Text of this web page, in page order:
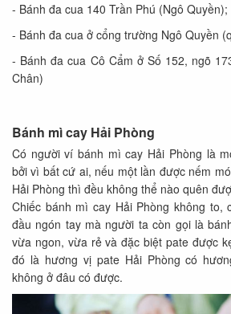
- Bánh đa cua 140 Trần Phú (Ngô Quyền);
- Bánh đa cua ở cổng trường Ngô Quyền
- Bánh đa cua Cô Cẩm ở Số 152, ngõ
Chân)
Bánh mì cay Hải Phòng
Có người ví bánh mì cay Hải Phòng là
bởi vì bất cứ ai, nếu một lần được nếm
Hải Phòng thì đều không thể nào quên
Chiếc bánh mì cay Hải Phòng không to,
đầu ngón tay mà người ta còn gọi là
vừa ngon, vừa rẻ và đặc biệt pate được
đó là hương vị pate Hải Phòng có
không ở đâu có được.